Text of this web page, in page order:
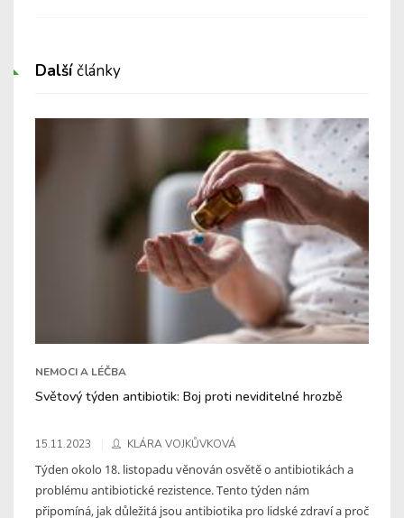
Dalšíčlánky
NEMOCI A LÉČBA
Světový týden antibiotik: Boj proti neviditelné hrozbě
15.11.2023 KLÁRA VOJKŮVKOVÁ
Týden okolo 18. listopadu věnován osvětě o antibiotikách a
problému antibiotické rezistence. Tento týden nám
připomíná, jak důležitá jsou antibiotika pro lidské zdraví a proč